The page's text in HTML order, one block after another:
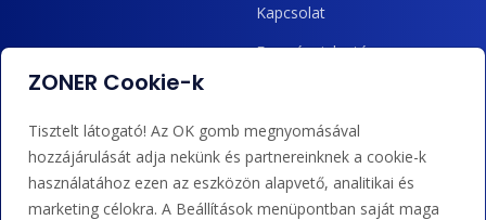
Kapcsolat
Eseményjelentés
Bejelentkezés Súgó
ZONER Cookie-k
Tisztelt látogató! Az OK gomb megnyomásával
hozzájárulását adja nekünk és partnereinknek a cookie-k
használatához ezen az eszközön alapvető, analitikai és
marketing célokra. A Beállítások menüpontban saját maga